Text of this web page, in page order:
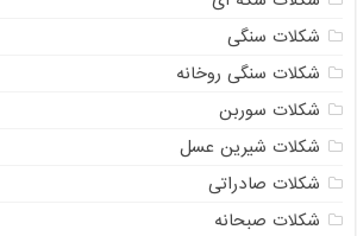
شکلات سنگی
شکلات سنگی روخانه
شکلات سوربن
شکلات شیرین عسل
شکلات صادراتی
شکلات صبحانه